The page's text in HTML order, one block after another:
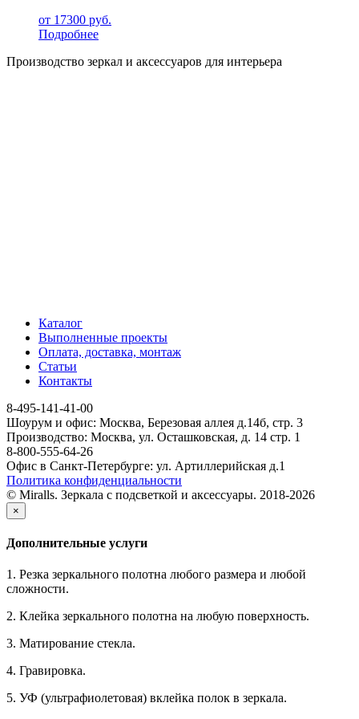
от 17300 руб.
Подробнее
Производство зеркал и аксессуаров для интерьера
Каталог
Выполненные проекты
Оплата, доставка, монтаж
Статьи
Контакты
8-495-141-41-00
Шоурум и офис: Москва, Березовая аллея д.14б, стр. 3
Производство: Москва, ул. Осташковская, д. 14 стр. 1
8-800-555-64-26
Офис в Санкт-Петербурге: ул. Артиллерийская д.1
Политика конфиденциальности
© Miralls. Зеркала с подсветкой и аксессуары. 2018-2026
×
Дополнительные услуги
1. Резка зеркального полотна любого размера и любой
сложности.
2. Клейка зеркального полотна на любую поверхность.
3. Матирование стекла.
4. Гравировка.
5. УФ (ультрафиолетовая) вклейка полок в зеркала.